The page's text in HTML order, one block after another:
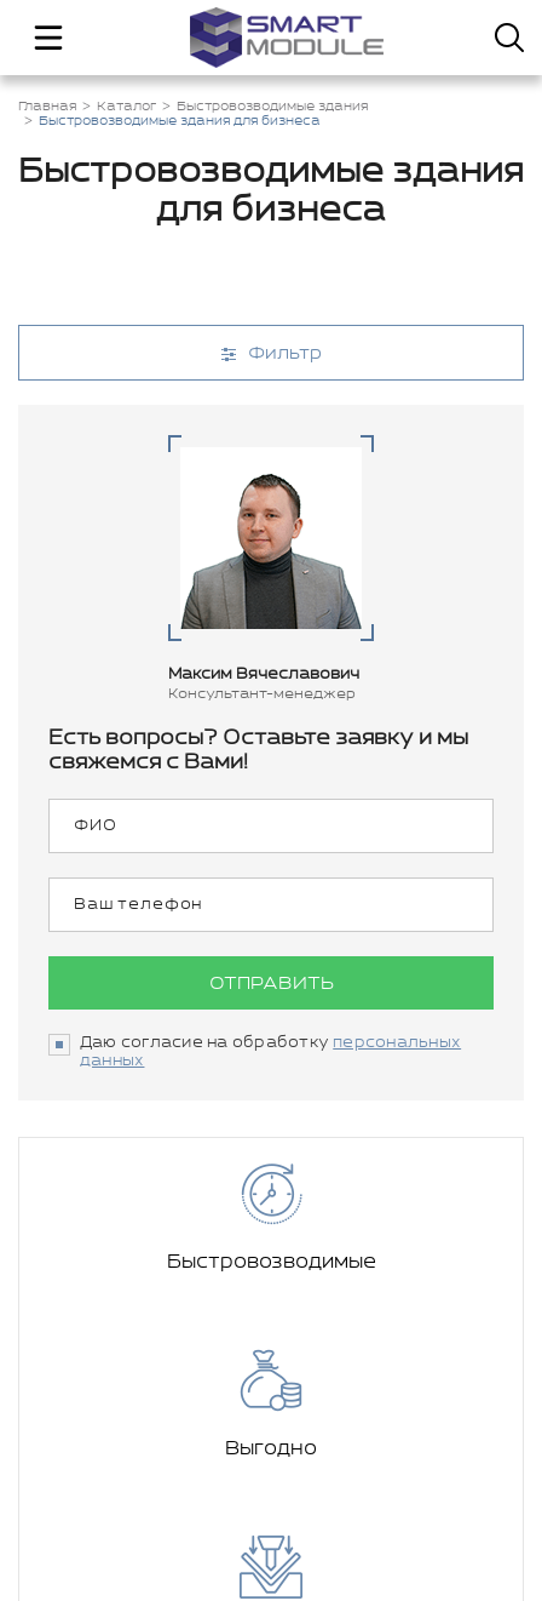
Главная Каталог
Быстровозводимые здания
Быстровозводимые здания для бизнеса
Быстровозводимые здания
для бизнеса
Фильтр
Максим Вячеславович
Консультант-менеджер
Есть вопросы? Оставьте заявку и мы
свяжемся с Вами!
ОТПРАВИТЬ
Даю согласие на обработку персональных
данных
Быстровозводимые
Выгодно